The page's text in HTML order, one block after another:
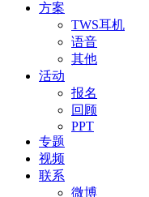
方案
TWS耳机
语音
其他
活动
报名
回顾
PPT
专题
视频
联系
微博